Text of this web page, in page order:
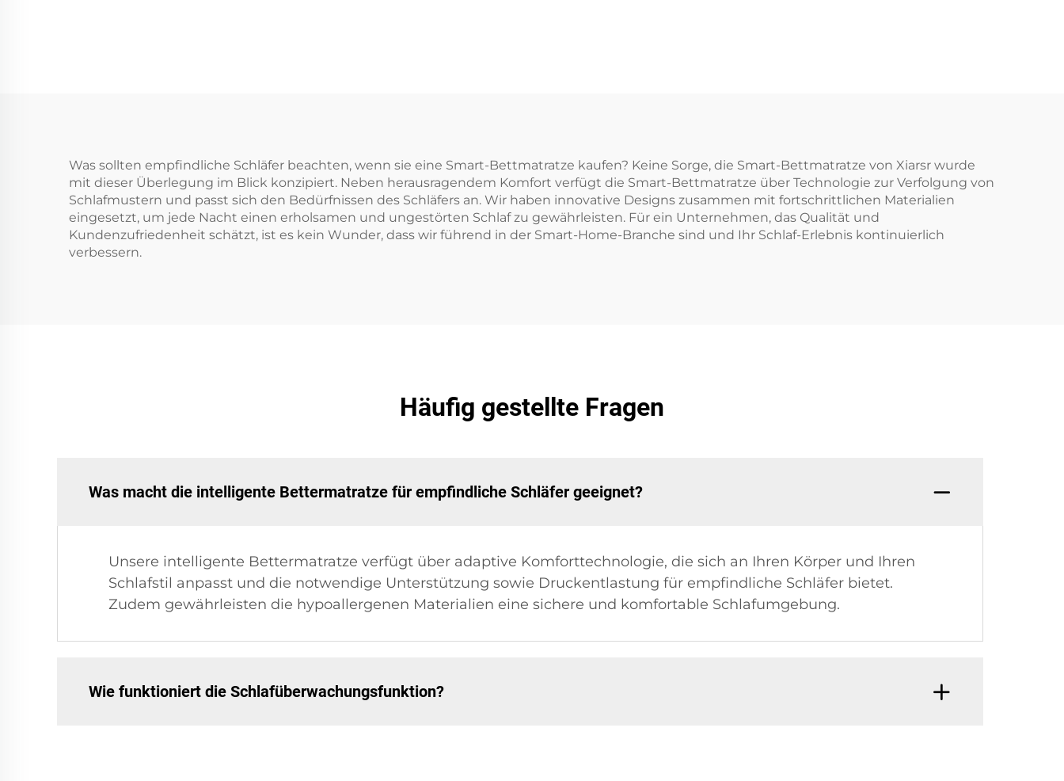
Was sollten empfindliche Schläfer beachten, wenn sie eine Smart-Bettmatratze kaufen? Keine Sorge, die Smart-Bettmatratze von Xiarsr wurde
mit dieser Überlegung im Blick konzipiert. Neben herausragendem Komfort verfügt die Smart-Bettmatratze über Technologie zur Verfolgung von
Schlafmustern und passt sich den Bedürfnissen des Schläfers an. Wir haben innovative Designs zusammen mit fortschrittlichen Materialien
eingesetzt, um jede Nacht einen erholsamen und ungestörten Schlaf zu gewährleisten. Für ein Unternehmen, das Qualität und
Kundenzufriedenheit schätzt, ist es kein Wunder, dass wir führend in der Smart-Home-Branche sind und Ihr Schlaf-Erlebnis kontinuierlich
verbessern.
Häufig gestellte Fragen
Was macht die intelligente Bettermatratze für empfindliche Schläfer geeignet?
Unsere intelligente Bettermatratze verfügt über adaptive Komforttechnologie, die sich an Ihren Körper und Ihren
Schlafstil anpasst und die notwendige Unterstützung sowie Druckentlastung für empfindliche Schläfer bietet.
Zudem gewährleisten die hypoallergenen Materialien eine sichere und komfortable Schlafumgebung.
Wie funktioniert die Schlafüberwachungsfunktion?